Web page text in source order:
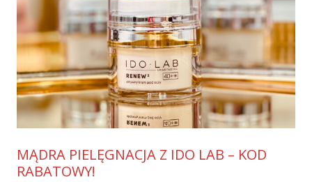
MĄDRA PIELĘGNACJA Z IDO LAB – KOD
RABATOWY!